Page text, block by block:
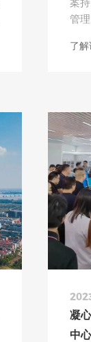
案
管
了解
凝
中